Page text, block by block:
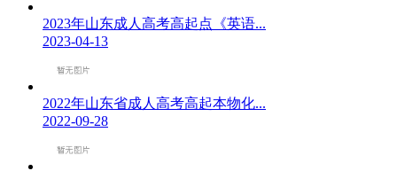
2023年山东成人高考高起点《英语...
2023-04-13
2022年山东省成人高考高起本物化...
2022-09-28